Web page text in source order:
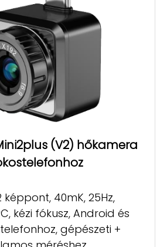
(V2) hőkamera
képpont, 40mK, 25Hz,
kézi fókusz, Android és
gépészeti +